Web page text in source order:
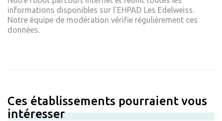
informations disponibles sur l'EHPAD Les Edelweiss.
Notre équipe de modération vérifie régulièrement ces
données.
Ces établissements pourraient vous
intéresser